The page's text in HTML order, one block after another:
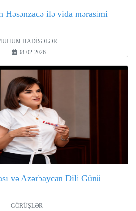
Həsənzadə ilə vida mərasimi
HADİSƏLƏR
08-02-2026
və Azərbaycan Dili Günü
GÖRÜŞLƏR